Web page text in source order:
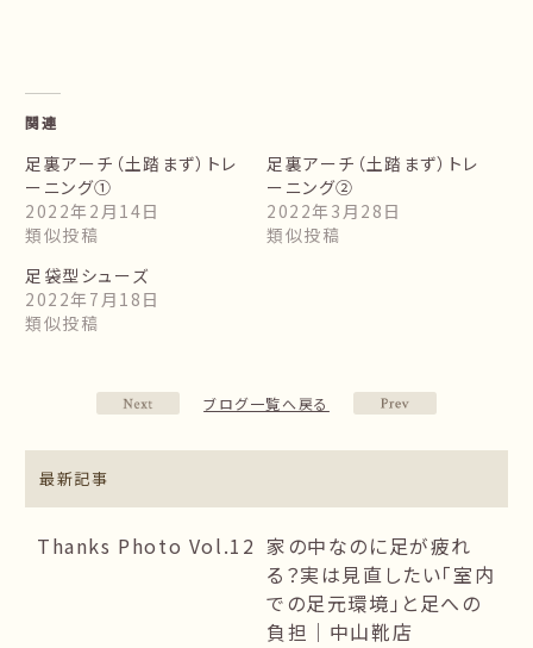
関連
足裏アーチ（土踏まず）トレ
ーニング①
2022年2月14日
類似投稿
足裏アーチ（土踏まず）トレ
ーニング➁
2022年3月28日
類似投稿
足袋型シューズ
2022年7月18日
類似投稿
ブログ一覧へ戻る
最新記事
Thanks Photo Vol.12 家の中なのに足が疲れ
る？実は見直したい「室内
での足元環境」と足への
負担｜中山靴店